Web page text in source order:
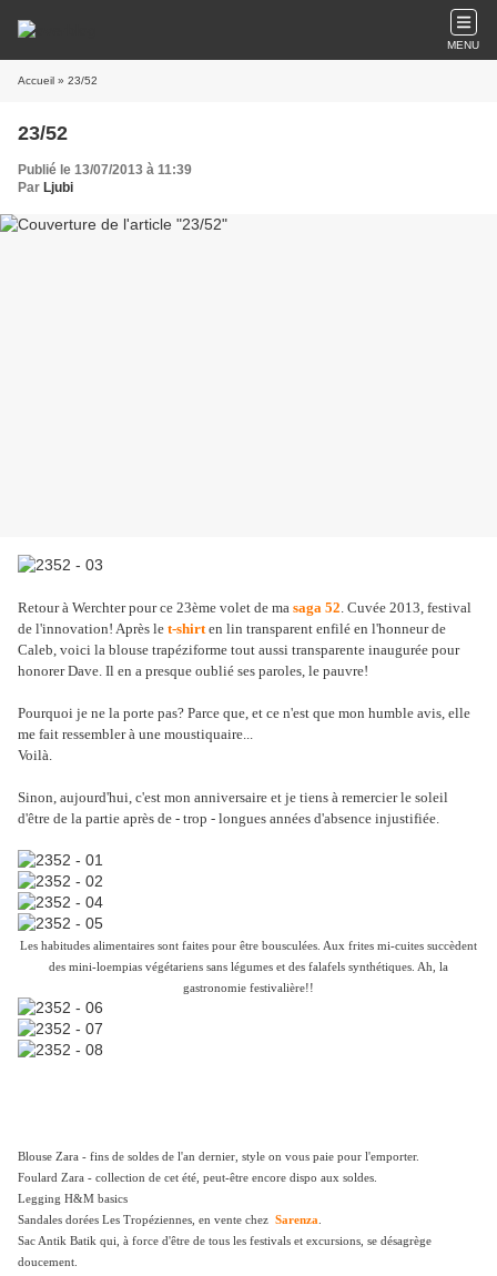
MENU
Accueil » 23/52
23/52
Publié le 13/07/2013 à 11:39
Par Ljubi
Retour à Werchter pour ce 23ème volet de ma saga 52. Cuvée 2013, festival
de l'innovation! Après le t-shirten lin transparent enfilé en l'honneur de
Caleb, voici la blouse trapéziforme tout aussi transparente inaugurée pour
honorer Dave. Il en a presque oublié ses paroles, le pauvre!
Pourquoi je ne la porte pas? Parce que, et ce n'est que mon humble avis, elle
me fait ressembler à une moustiquaire...
Voilà.
Sinon, aujourd'hui, c'est mon anniversaire et je tiens à remercier le soleil
d'être de la partie après de - trop - longues années d'absence injustifiée.
Les habitudes alimentaires sont faites pour être bousculées. Aux frites mi-cuites succèdent
des mini-loempias végétariens sans légumes et des falafels synthétiques. Ah, la
gastronomie festivalière!!
Blouse Zara - fins de soldes de l'an dernier, style on vous paie pour l'emporter.
Foulard Zara - collection de cet été, peut-être encore dispo aux soldes.
Legging H&M basics
Sandales dorées Les Tropéziennes, en vente chez Sarenza
Sac Antik Batik qui, à force d'être de tous les festivals et excursions, se désagrège
doucement.